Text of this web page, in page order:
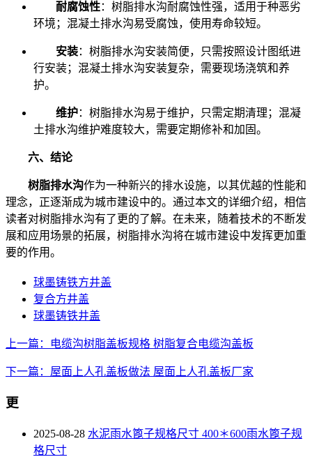
耐腐蚀性：树脂排水沟耐腐蚀性强，适用于种恶劣
环境；混凝土排水沟易受腐蚀，使用寿命较短。
安装：树脂排水沟安装简便，只需按照设计图纸进
行安装；混凝土排水沟安装复杂，需要现场浇筑和养
护。
维护：树脂排水沟易于维护，只需定期清理；混凝
土排水沟维护难度较大，需要定期修补和加固。
六、结论
树脂排水沟作为一种新兴的排水设施，以其优越的性能和
理念，正逐渐成为城市建设中的。通过本文的详细介绍，相信
读者对树脂排水沟有了更的了解。在未来，随着技术的不断发
展和应用场景的拓展，树脂排水沟将在城市建设中发挥更加重
要的作用。
球墨铸铁方井盖
复合方井盖
球墨铸铁井盖
上一篇：电缆沟树脂盖板规格 树脂复合电缆沟盖板
下一篇：屋面上人孔盖板做法 屋面上人孔盖板厂家
更
2025-08-28 水泥雨水篦子规格尺寸 400＊600雨水篦子规
格尺寸